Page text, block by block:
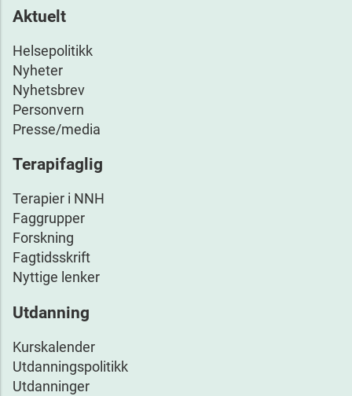
Aktuelt
Helsepolitikk
Nyheter
Nyhetsbrev
Personvern
Presse/media
Terapifaglig
Terapier i NNH
Faggrupper
Forskning
Fagtidsskrift
Nyttige lenker
Utdanning
Kurskalender
Utdanningspolitikk
Utdanninger